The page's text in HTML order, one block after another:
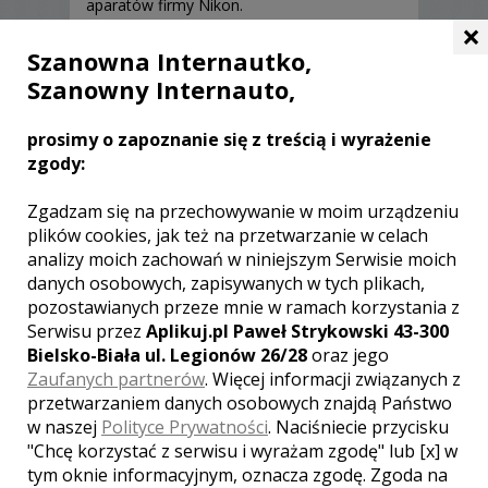
aparatów firmy Nikon.
OPINIE O KAMERZYŚCIE (0)
Ocena:5,00/5
[ brak komentarzy ]
Zobacz także innych
×
Szanowna Internautko,
Szanowny Internauto,
prosimy o zapoznanie się z treścią i wyrażenie
zgody:
Zgadzam się na przechowywanie w moim urządzeniu
plików cookies, jak też na przetwarzanie w celach
analizy moich zachowań w niniejszym Serwisie moich
danych osobowych, zapisywanych w tych plikach,
pozostawianych przeze mnie w ramach korzystania z
Serwisu przez Aplikuj.pl Paweł Strykowski 43-300
Bielsko-Biała ul. Legionów 26/28oraz jego
Zaufanych partnerów. Więcej informacji związanych z
przetwarzaniem danych osobowych znajdą Państwo
w naszej Polityce Prywatności. Naciśniecie przycisku
"Chcę korzystać z serwisu i wyrażam zgodę" lub [x] w
tym oknie informacyjnym, oznacza zgodę. Zgoda na